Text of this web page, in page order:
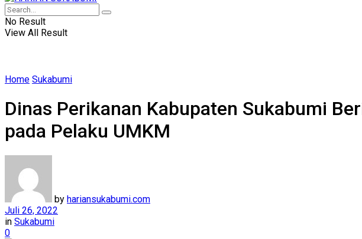
No Result
View All Result
Home Sukabumi
Dinas Perikanan Kabupaten Sukabumi
pada Pelaku UMKM
by hariansukabumi.com
Juli 26, 2022
in Sukabumi
0